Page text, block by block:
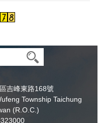
吉峰東路168號
Township Taichung
(R.O.C.)